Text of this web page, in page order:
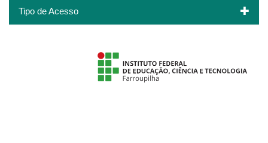
Tipo de Acesso